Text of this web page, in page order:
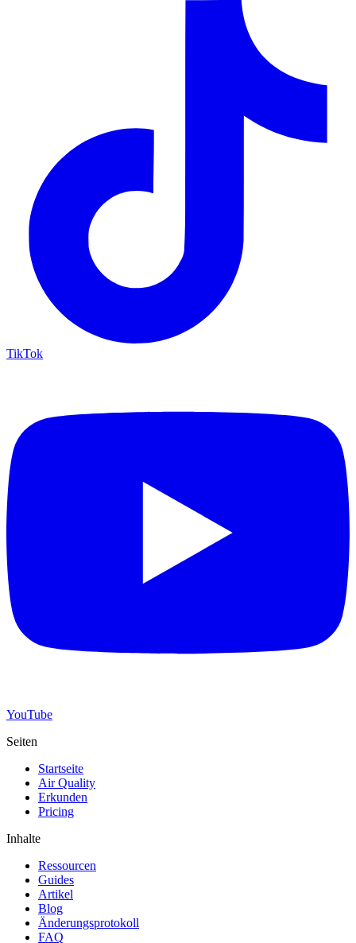
TikTok
YouTube
Seiten
Startseite
Air Quality
Erkunden
Pricing
Inhalte
Ressourcen
Guides
Artikel
Blog
Änderungsprotokoll
FAQ